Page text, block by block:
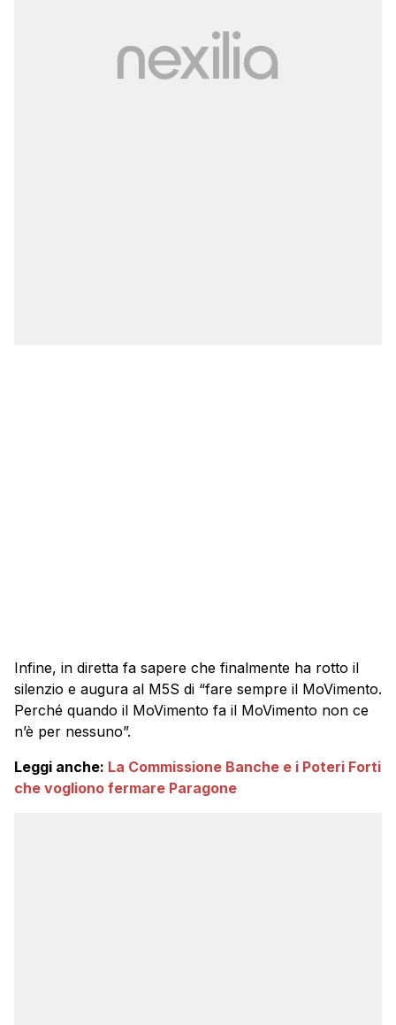
Infine, in diretta fa sapere che finalmente ha rotto il
silenzio e augura al M5S di “fare sempre il MoVimento.
Perché quando il MoVimento fa il MoVimento non ce
n’è per nessuno”.
Leggi anche: La Commissione Banche e i Poteri Forti
che vogliono fermare Paragone